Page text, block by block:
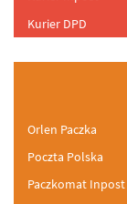
Kurier DPD
Orlen Paczka
Poczta Polska
Paczkomat Inpost